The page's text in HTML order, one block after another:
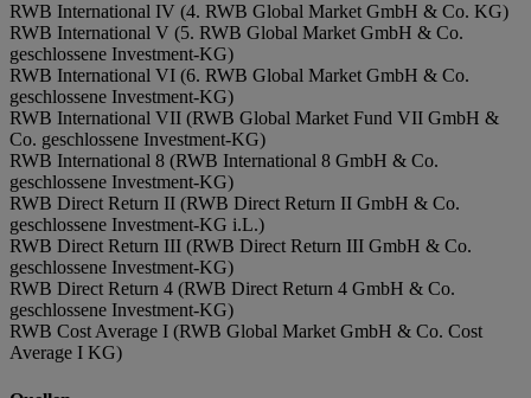
RWB International IV (4. RWB Global Market GmbH & Co. KG)
RWB International V (5. RWB Global Market GmbH & Co.
geschlossene Investment-KG)
RWB International VI (6. RWB Global Market GmbH & Co.
geschlossene Investment-KG)
RWB International VII (RWB Global Market Fund VII GmbH &
Co. geschlossene Investment-KG)
RWB International 8 (RWB International 8 GmbH & Co.
geschlossene Investment-KG)
RWB Direct Return II (RWB Direct Return II GmbH & Co.
geschlossene Investment-KG i.L.)
RWB Direct Return III (RWB Direct Return III GmbH & Co.
geschlossene Investment-KG)
RWB Direct Return 4 (RWB Direct Return 4 GmbH & Co.
geschlossene Investment-KG)
RWB Cost Average I (RWB Global Market GmbH & Co. Cost
Average I KG)